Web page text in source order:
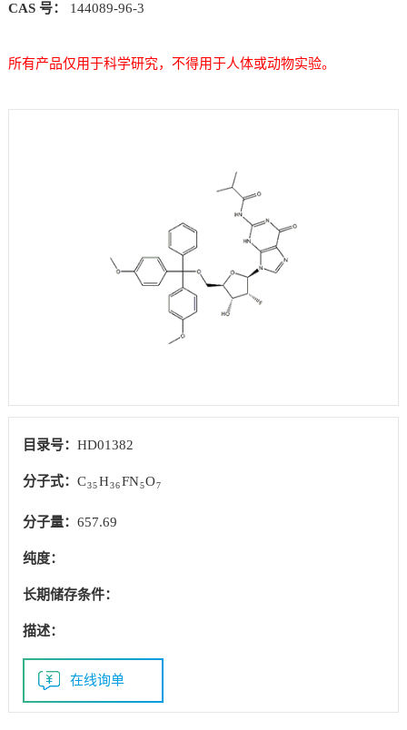
CAS 号： 144089-96-3
所有产品仅用于科学研究，不得用于人体或动物实验。
目录号： HD01382
分子式： C35H36FN5O7
分子量： 657.69
纯度：
长期储存条件：
描述：
在线询单